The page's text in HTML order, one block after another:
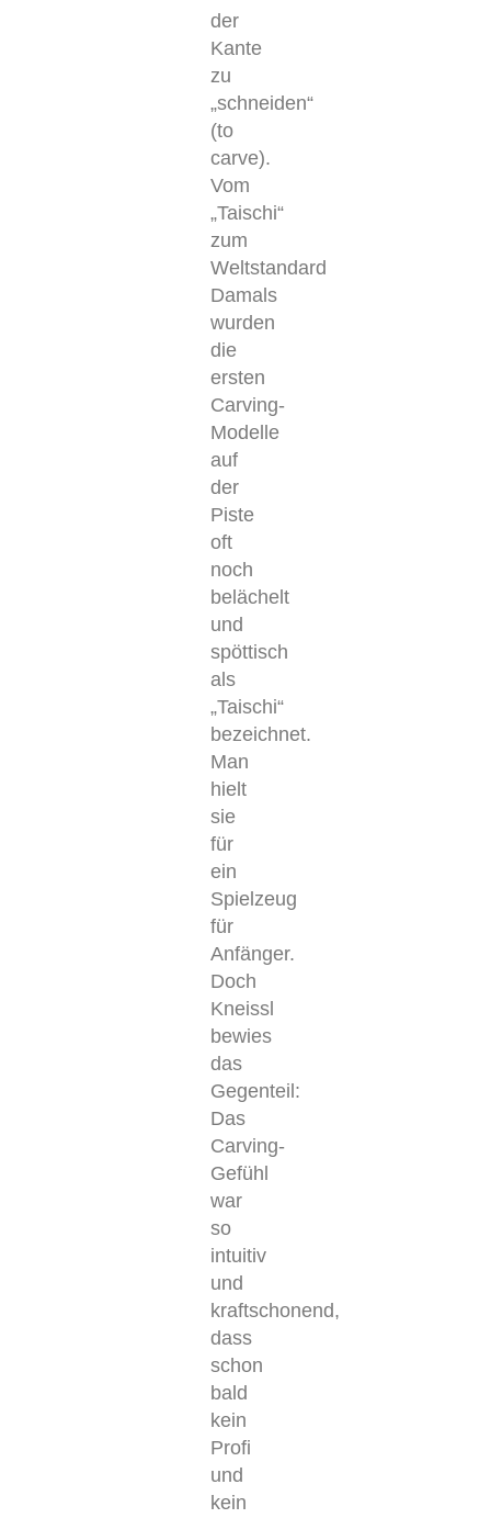
der
Kante
zu
„schneiden“
(to
carve).
Vom
„Taischi“
zum
Weltstandard
Damals
wurden
die
ersten
Carving-
Modelle
auf
der
Piste
oft
noch
belächelt
und
spöttisch
als
„Taischi“
bezeichnet.
Man
hielt
sie
für
ein
Spielzeug
für
Anfänger.
Doch
Kneissl
bewies
das
Gegenteil:
Das
Carving-
Gefühl
war
so
intuitiv
und
kraftschonend,
dass
schon
bald
kein
Profi
und
kein